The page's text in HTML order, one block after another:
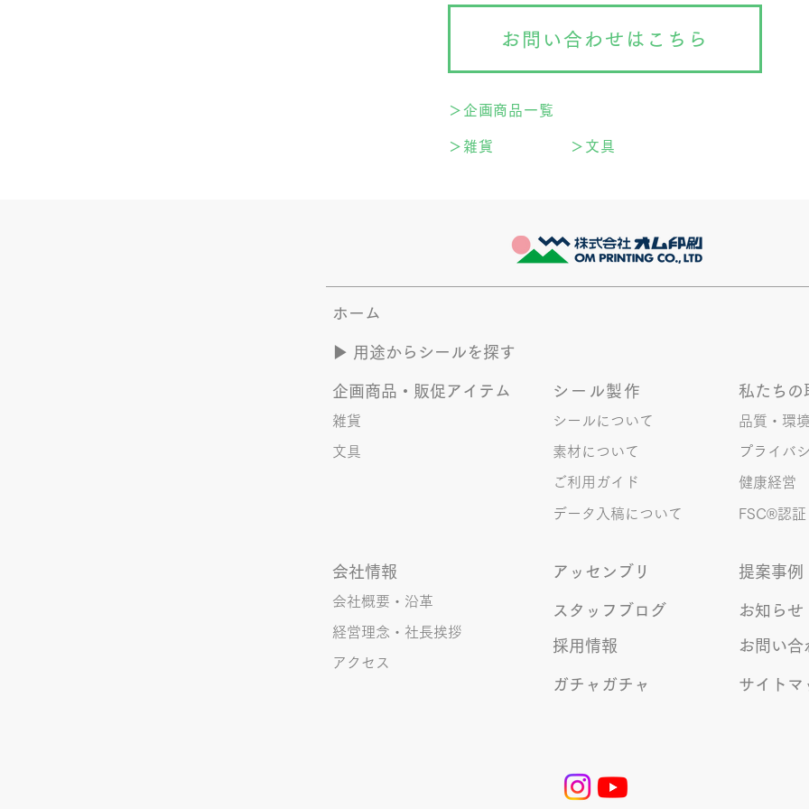
お問い合わせはこちら
＞企画商品一覧
＞雑貨 ＞文具
ホーム
▶︎ 用途からシールを探す
企画商品・販促アイテム
雑貨
文具
会社情報
会社概要・沿革
経営理念・社長挨拶
アクセス
シール製作
シールについて
素材について
ご利用ガイド
データ入稿について
私たちの
品質・環
プライバ
健康経営
FSC®︎認証
アッセンブリ 提案事例
スタッフブログ お知らせ
採用情報 お問い合
ガチャガチャ サイトマ